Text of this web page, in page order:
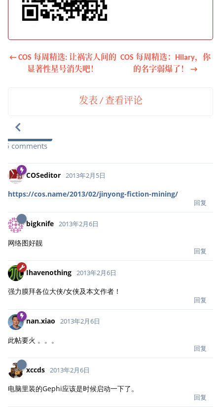
← COS 每周精选: 让祸害人间的
显著性星号消失吧！
COS 每周精选：Hilary，你
的名字弱爆了！ →
发表 / 查看评论